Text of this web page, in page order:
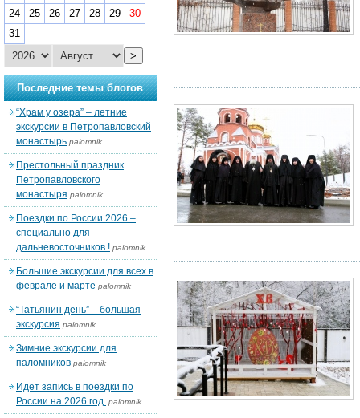
24
25 26 27 28 29
30
31
>
Последние темы блогов
“Храм у озера” – летние
экскурсии в Петропавловский
монастырь palomnik
Престольный праздник
Петропавловского
монастыря palomnik
Поездки по России 2026 –
специально для
дальневосточников ! palomnik
Большие экскурсии для всех в
феврале и марте palomnik
“Татьянин день” – большая
экскурсия palomnik
Зимние экскурсии для
паломников palomnik
Идет запись в поездки по
России на 2026 год. palomnik